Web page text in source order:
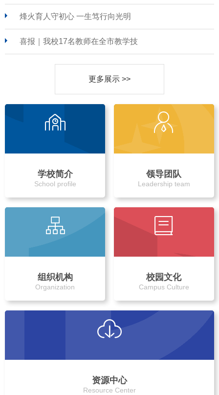
烽火育人守初心 一生笃行向光明
喜报｜我校17名教师在全市教学技
更多展示 >>
学校简介
School profile
领导团队
Leadership team
组织机构
Organization
校园文化
Campus Culture
资源中心
Resource Center